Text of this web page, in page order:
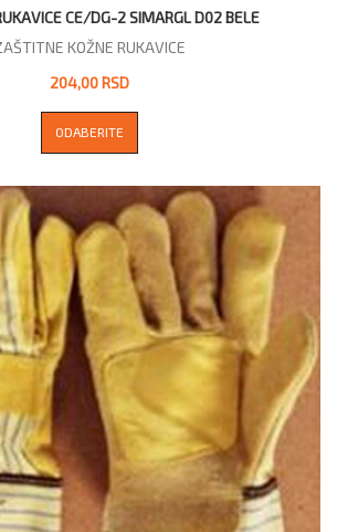
CE/DG-2 SIMARGL D02 BELE
KOŽNE RUKAVICE
204,00 RSD
ODABERITE